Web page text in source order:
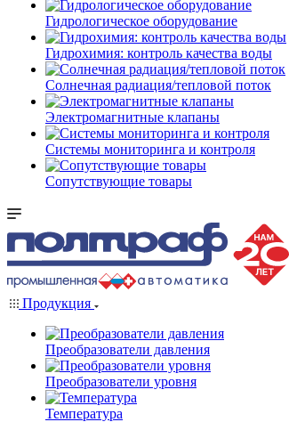
Гидрологическое оборудование
Гидрохимия: контроль качества воды
Солнечная радиация/тепловой поток
Электромагнитные клапаны
Системы мониторинга и контроля
Сопутствующие товары
Продукция
Преобразователи давления
Преобразователи уровня
Температура